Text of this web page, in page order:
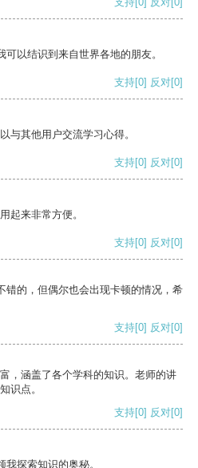
以结识到来自世界各地的朋友。
支持[0] 反对[0]
与其他用户交流学习心得。
支持[0] 反对[0]
起来非常方便。
支持[0] 反对[0]
错的，但偶尔也会出现卡顿的情况，希
支持[0] 反对[0]
，涵盖了各个学科的知识。老师的讲
识点。
支持[0] 反对[0]
探索知识的奥秘。